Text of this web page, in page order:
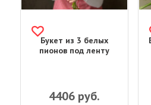
Букет из 3 белых
пионов под ленту
4406 руб.